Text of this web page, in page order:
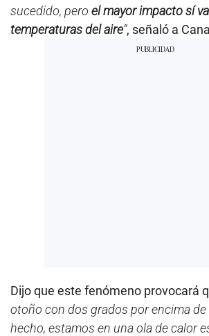
sucedido, pero el mayor impacto sí
temperaturas del aire”, señaló a
Dijo que este fenómeno provocará
otoño con dos grados por encima de
hecho, estamos en una ola de calor